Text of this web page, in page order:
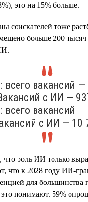
это на 15% больше.
соискателей тоже
больше 200
всего вакансий
с ИИ —
всего вакансий
с ИИ — 10
роль ИИ только
что к 2028 году ИИ-
для большинства
это понимают. 59%